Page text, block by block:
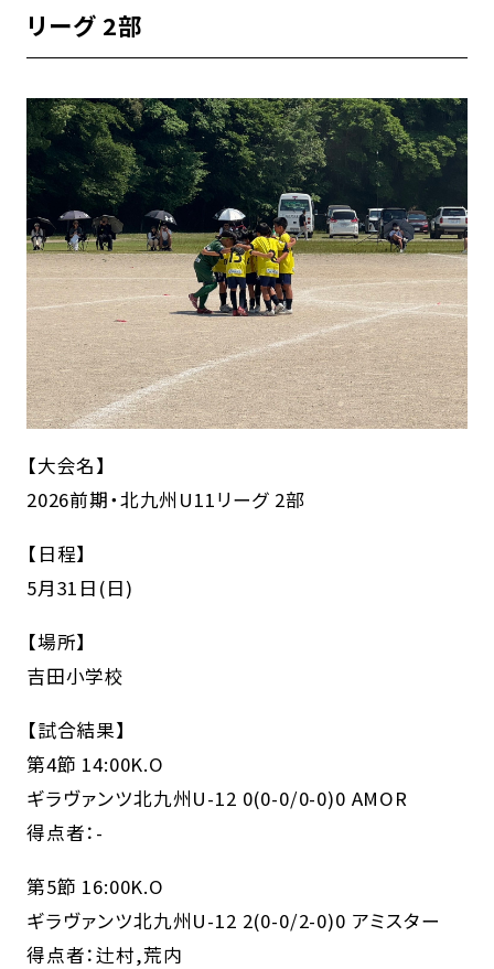
リーグ 2部
【大会名】
2026前期・北九州U11リーグ 2部
【日程】
5月31日(日)
【場所】
吉田小学校
【試合結果】
第4節 14:00K.O
ギラヴァンツ北九州U-12 0(0-0/0-0)0 AMOR
得点者：-
第5節 16:00K.O
ギラヴァンツ北九州U-12 2(0-0/2-0)0 アミスター
得点者：辻村,荒内